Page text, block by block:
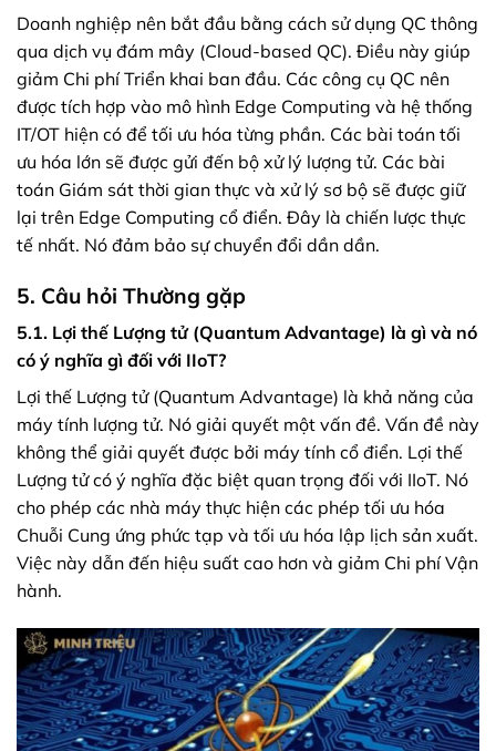
Doanh nghiệp nên bắt đầu bằng cách sử dụng QC thông
qua dịch vụ đám mây (Cloud-based QC). Điều này giúp
giảm Chi phí Triển khai ban đầu. Các công cụ QC nên
được tích hợp vào mô hình Edge Computing và hệ thống
IT/OT hiện có để tối ưu hóa từng phần. Các bài toán tối
ưu hóa lớn sẽ được gửi đến bộ xử lý lượng tử. Các bài
toán Giám sát thời gian thực và xử lý sơ bộ sẽ được giữ
lại trên Edge Computing cổ điển. Đây là chiến lược thực
tế nhất. Nó đảm bảo sự chuyển đổi dần dần.
5. Câu hỏi Thường gặp
5.1. Lợi thế Lượng tử (Quantum Advantage) là gì và nó
có ý nghĩa gì đối với IIoT?
Lợi thế Lượng tử (Quantum Advantage) là khả năng của
máy tính lượng tử. Nó giải quyết một vấn đề. Vấn đề này
không thể giải quyết được bởi máy tính cổ điển. Lợi thế
Lượng tử có ý nghĩa đặc biệt quan trọng đối với IIoT. Nó
cho phép các nhà máy thực hiện các phép tối ưu hóa
Chuỗi Cung ứng phức tạp và tối ưu hóa lập lịch sản xuất.
Việc này dẫn đến hiệu suất cao hơn và giảm Chi phí Vận
hành.